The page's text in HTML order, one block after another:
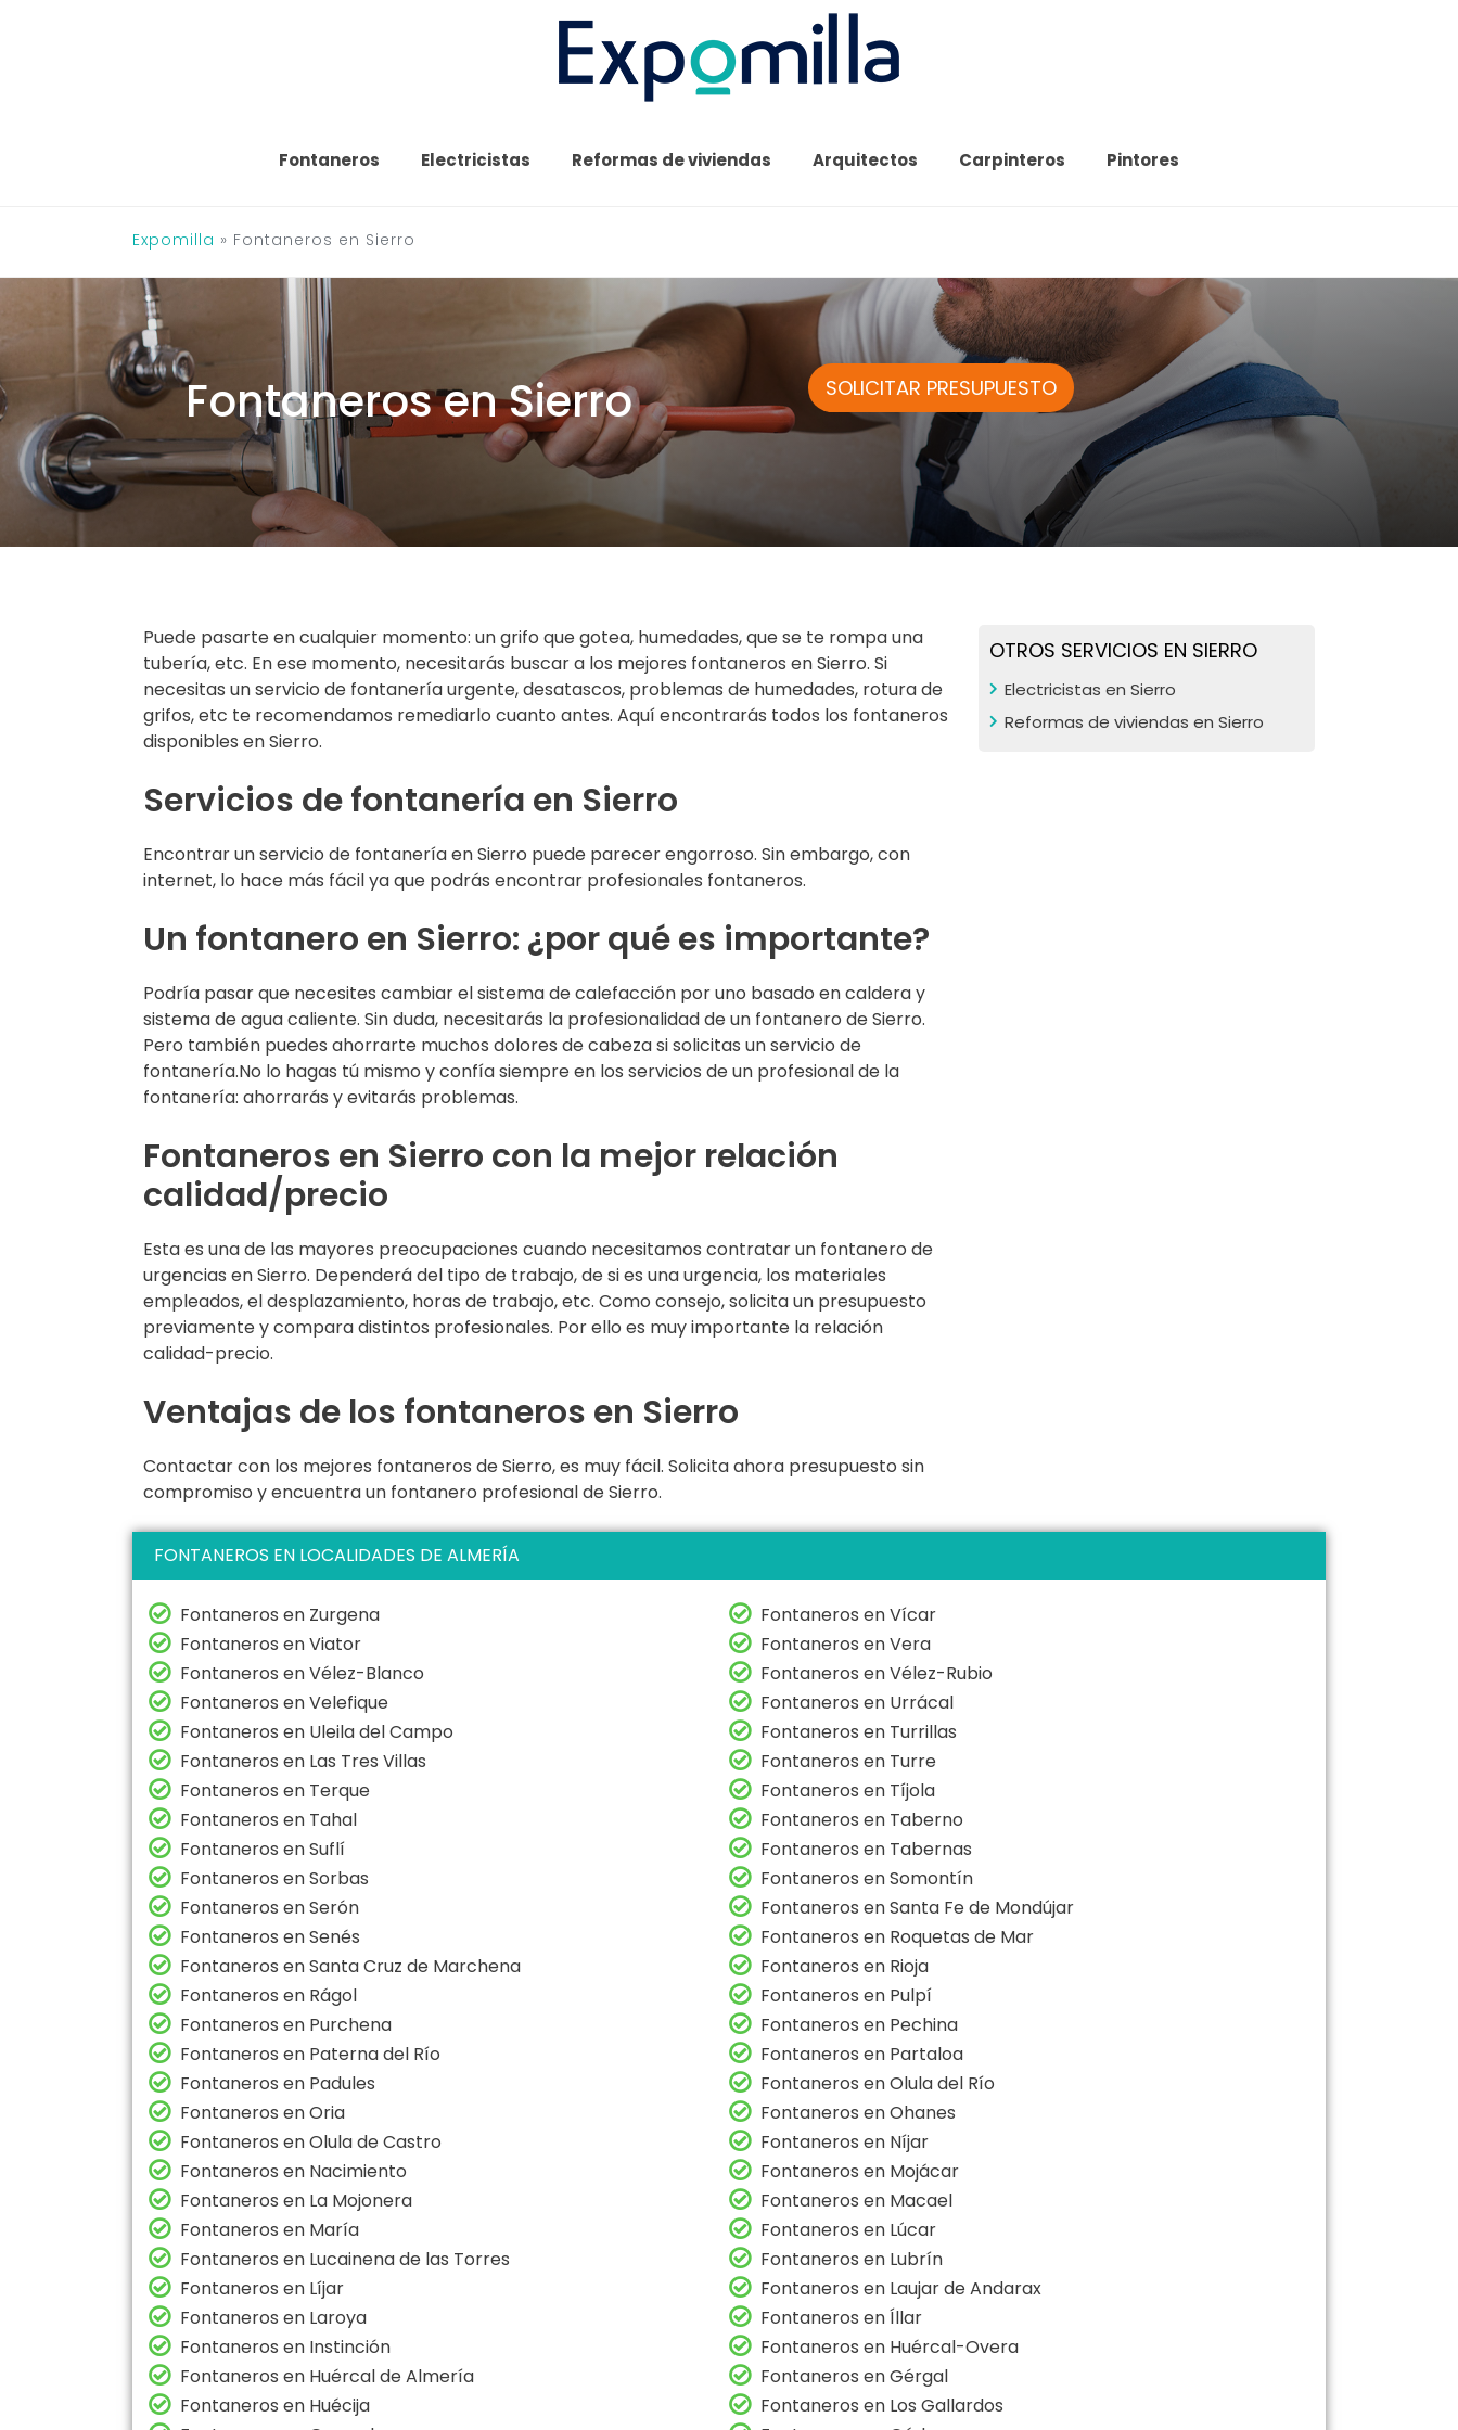
Fontaneros Electricistas Reformas de viviendas Arquitectos Carpinteros Pintores
Expomilla » Fontaneros en Sierro
Fontaneros en Sierro SOLICITAR PRESUPUESTO
Puede pasarte en cualquier momento: un grifo que gotea, humedades, que se te rompa una
tubería, etc. En ese momento, necesitarás buscar a los mejores fontaneros en Sierro. Si
necesitas un servicio de fontanería urgente, desatascos, problemas de humedades, rotura de
grifos, etc te recomendamos remediarlo cuanto antes. Aquí encontrarás todos los fontaneros
disponibles en Sierro.
Servicios de fontanería en Sierro
Encontrar un servicio de fontanería en Sierro puede parecer engorroso. Sin embargo, con
internet, lo hace más fácil ya que podrás encontrar profesionales fontaneros.
Un fontanero en Sierro: ¿por qué es importante?
Podría pasar que necesites cambiar el sistema de calefacción por uno basado en caldera y
sistema de agua caliente. Sin duda, necesitarás la profesionalidad de un fontanero de Sierro.
Pero también puedes ahorrarte muchos dolores de cabeza si solicitas un servicio de
fontanería.No lo hagas tú mismo y confía siempre en los servicios de un profesional de la
fontanería: ahorrarás y evitarás problemas.
Fontaneros en Sierro con la mejor relación
calidad/precio
Esta es una de las mayores preocupaciones cuando necesitamos contratar un fontanero de
urgencias en Sierro. Dependerá del tipo de trabajo, de si es una urgencia, los materiales
empleados, el desplazamiento, horas de trabajo, etc. Como consejo, solicita un presupuesto
previamente y compara distintos profesionales. Por ello es muy importante la relación
calidad-precio.
Ventajas de los fontaneros en Sierro
Contactar con los mejores fontaneros de Sierro, es muy fácil. Solicita ahora presupuesto sin
compromiso y encuentra un fontanero profesional de Sierro.
OTROS SERVICIOS EN SIERRO
Electricistas en Sierro
Reformas de viviendas en Sierro
FONTANEROS EN LOCALIDADES DE ALMERÍA
Fontaneros en Zurgena
Fontaneros en Vícar
Fontaneros en Viator
Fontaneros en Vera
Fontaneros en Vélez-Blanco
Fontaneros en Vélez-Rubio
Fontaneros en Velefique
Fontaneros en Urrácal
Fontaneros en Uleila del Campo
Fontaneros en Turrillas
Fontaneros en Las Tres Villas
Fontaneros en Turre
Fontaneros en Terque
Fontaneros en Tíjola
Fontaneros en Tahal
Fontaneros en Taberno
Fontaneros en Suflí
Fontaneros en Tabernas
Fontaneros en Sorbas
Fontaneros en Somontín
Fontaneros en Serón
Fontaneros en Santa Fe de Mondújar
Fontaneros en Senés
Fontaneros en Roquetas de Mar
Fontaneros en Santa Cruz de Marchena
Fontaneros en Rioja
Fontaneros en Rágol
Fontaneros en Pulpí
Fontaneros en Purchena
Fontaneros en Pechina
Fontaneros en Paterna del Río
Fontaneros en Partaloa
Fontaneros en Padules
Fontaneros en Olula del Río
Fontaneros en Oria
Fontaneros en Ohanes
Fontaneros en Olula de Castro
Fontaneros en Níjar
Fontaneros en Nacimiento
Fontaneros en Mojácar
Fontaneros en La Mojonera
Fontaneros en Macael
Fontaneros en María
Fontaneros en Lúcar
Fontaneros en Lucainena de las Torres
Fontaneros en Lubrín
Fontaneros en Líjar
Fontaneros en Laujar de Andarax
Fontaneros en Laroya
Fontaneros en Íllar
Fontaneros en Instinción
Fontaneros en Huércal-Overa
Fontaneros en Huércal de Almería
Fontaneros en Gérgal
Fontaneros en Huécija
Fontaneros en Los Gallardos